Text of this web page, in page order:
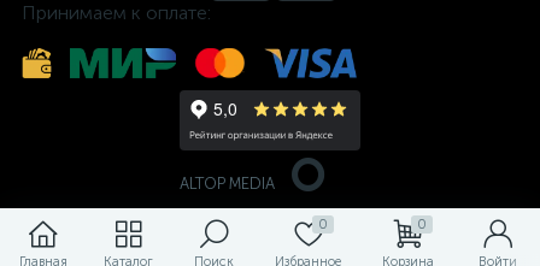
Главная Каталог Поиск
0
Избранное
0
Корзина Войти
Принимаем к оплате:
ALTOP MEDIA